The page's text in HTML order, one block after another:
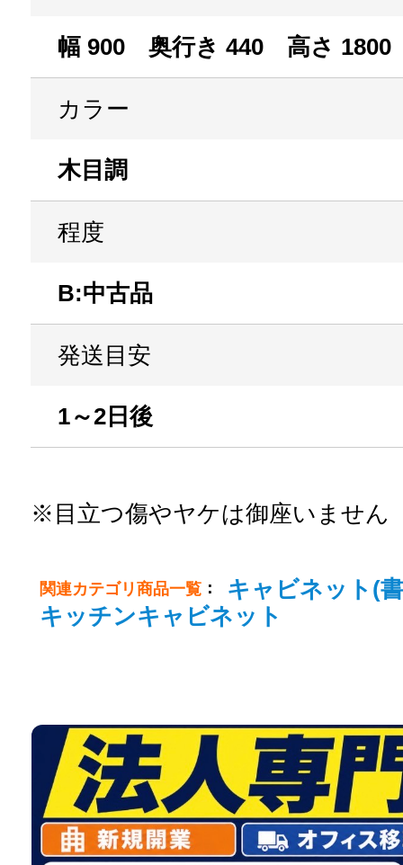
幅 900 奥行き 440 高さ 1800
カラー
木目調
程度
B:中古品
発送目安
1～2日後
※目立つ傷やヤケは御座いません
関連カテゴリ商品一覧 ：
キャビネット(
キッチンキャビネット